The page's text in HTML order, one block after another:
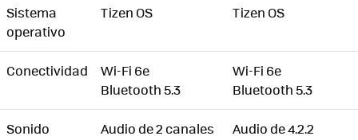
Sistema
operativo
Tizen OS Tizen OS
Conectividad
Wi-Fi 6e
Bluetooth 5.3
Wi-Fi 6e
Bluetooth 5.3
Sonido
Audio de 2 canales
Audio de 4.2.2